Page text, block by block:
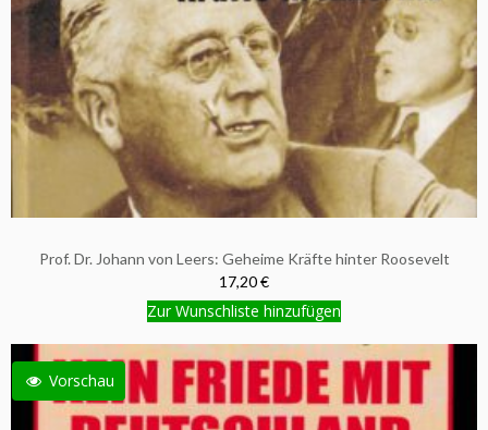
Prof. Dr. Johann von Leers: Geheime Kräfte hinter Roosevelt
17,20 €
Zur Wunschliste hinzufügen
Vorschau